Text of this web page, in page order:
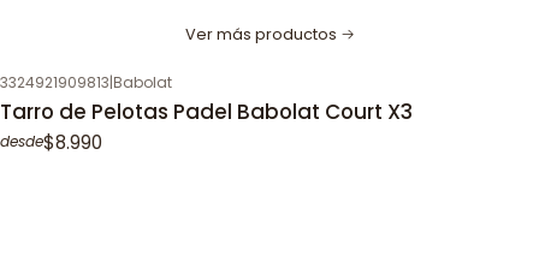
Ver más productos
3324921909813|Babolat
Tarro de Pelotas Padel Babolat Court X3
desde$8.990